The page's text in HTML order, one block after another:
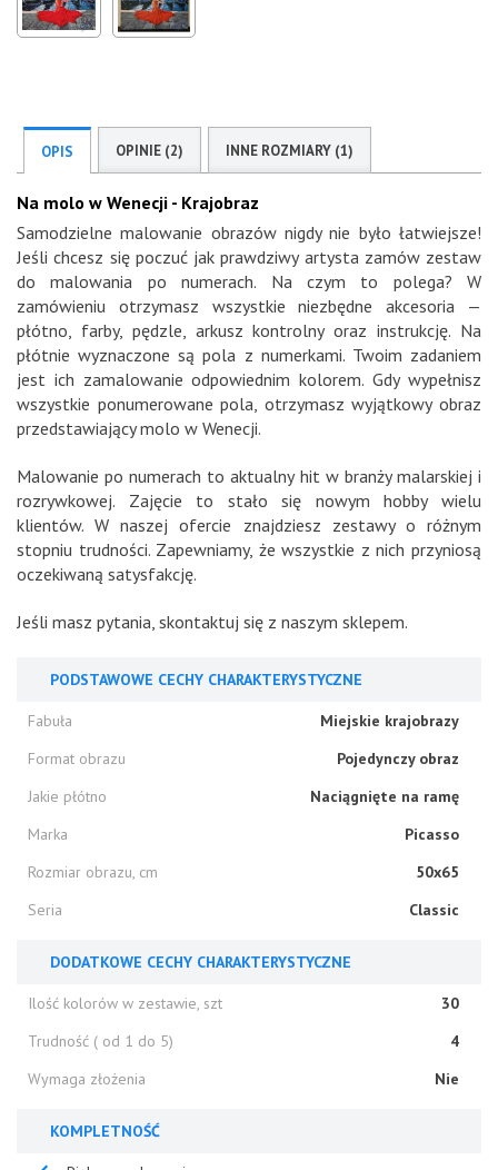
OPIS OPINIE (2) INNE ROZMIARY (1)
Na molo w Wenecji - Krajobraz
Samodzielne malowanie obrazów nigdy nie było łatwiejsze!
Jeśli chcesz się poczuć jak prawdziwy artysta zamów zestaw
do malowania po numerach. Na czym to polega? W
zamówieniu otrzymasz wszystkie niezbędne akcesoria —
płótno, farby, pędzle, arkusz kontrolny oraz instrukcję. Na
płótnie wyznaczone są pola z numerkami. Twoim zadaniem
jest ich zamalowanie odpowiednim kolorem. Gdy wypełnisz
wszystkie ponumerowane pola, otrzymasz wyjątkowy obraz
przedstawiający molo w Wenecji.
Malowanie po numerach to aktualny hit w branży malarskiej i
rozrywkowej. Zajęcie to stało się nowym hobby wielu
klientów. W naszej ofercie znajdziesz zestawy o różnym
stopniu trudności. Zapewniamy, że wszystkie z nich przyniosą
oczekiwaną satysfakcję.
Jeśli masz pytania, skontaktuj się z naszym sklepem.
PODSTAWOWE CECHY CHARAKTERYSTYCZNE
Fabuła
Miejskie krajobrazy
Format obrazu
Pojedynczy obraz
Jakie płótno
Naciągnięte na ramę
Marka
Picasso
Rozmiar obrazu, cm
50x65
Seria
Classic
DODATKOWE CECHY CHARAKTERYSTYCZNE
Ilość kolorów w zestawie, szt
30
Trudność ( od 1 do 5)
4
Wymaga złożenia
Nie
KOMPLETNOŚĆ